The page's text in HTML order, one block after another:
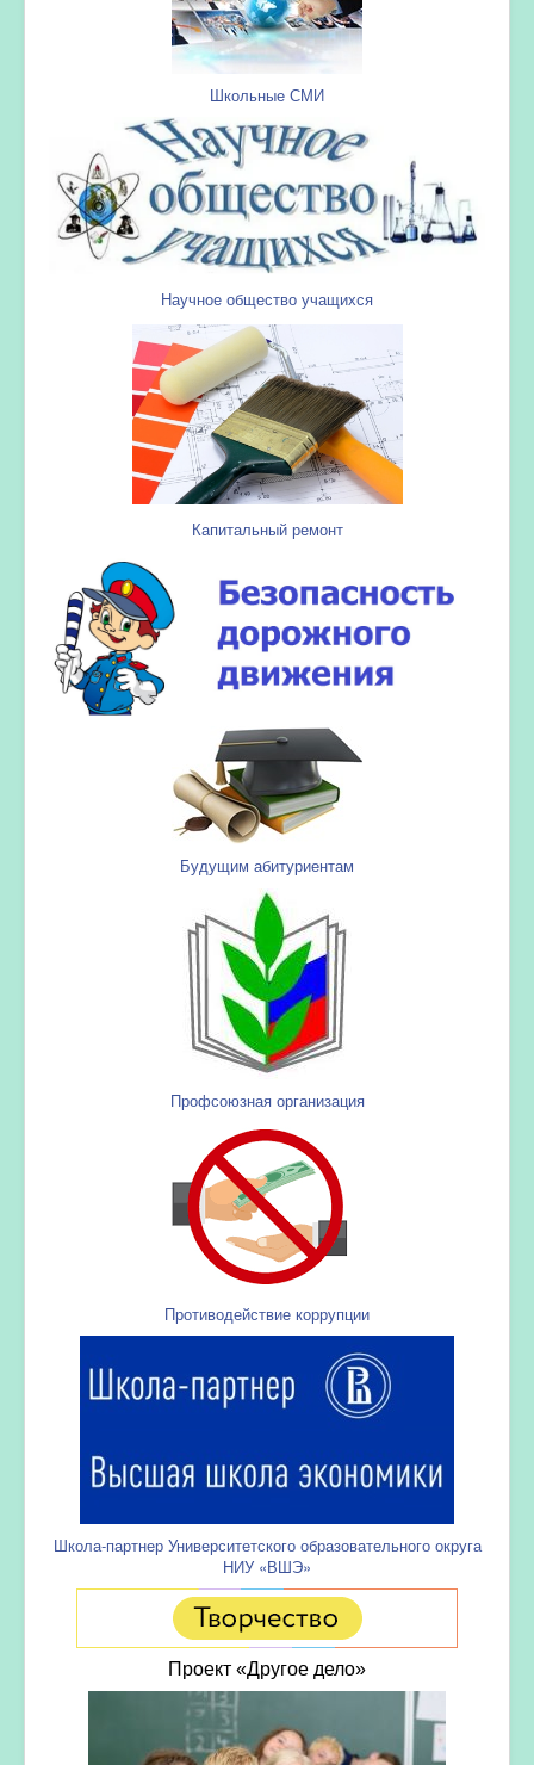
Школьные СМИ
Научное общество учащихся
Капитальный ремонт
Будущим абитуриентам
Профсоюзная организация
Противодействие коррупции
Школа-партнер Университетского образовательного округа
НИУ «ВШЭ»
Проект «Другое дело»